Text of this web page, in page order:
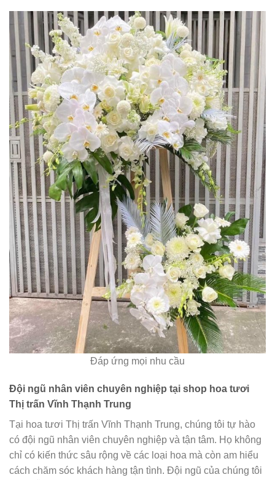
Đáp ứng mọi nhu cầu
Đội ngũ nhân viên chuyên nghiệp tại shop hoa tươi
Thị trấn Vĩnh Thạnh Trung
Tại hoa tươi Thị trấn Vĩnh Thạnh Trung, chúng tôi tự hào
có đội ngũ nhân viên chuyên nghiệp và tận tâm. Họ không
chỉ có kiến thức sâu rộng về các loại hoa mà còn am hiểu
cách chăm sóc khách hàng tận tình. Đội ngũ của chúng tôi